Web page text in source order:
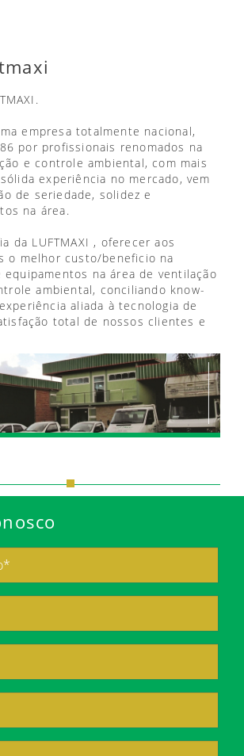
empresa totalmente nacional,
por profissionais renomados na
e controle ambiental, com mais
experiência no mercado, vem
de seriedade, solidez e
na área.
da LUFTMAXI , oferecer aos
o melhor custo/beneficio na
equipamentos na área de ventilação
ambiental, conciliando know-
aliada à tecnologia de
total de nossos clientes e